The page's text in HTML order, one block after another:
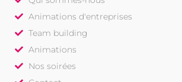
Animations d'entreprises
Team building
Animations
Nos soirées